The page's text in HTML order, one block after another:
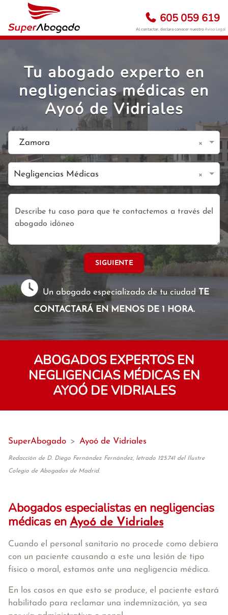
605 059 619
Al contactar, declara conocer nuestroAviso Legal
Tu abogado experto en
negligencias médicas en
Ayoó de Vidriales
Zamora ×
Negligencias Médicas ×
SIGUIENTE
Un abogado especializado de tu ciudadTE
CONTACTARÁ EN MENOS DE 1 HORA.
ABOGADOS EXPERTOS EN
NEGLIGENCIAS MÉDICAS EN
AYOÓ DE VIDRIALES
SuperAbogado > Ayoó de Vidriales
Redacción de D. Diego Fernández Fernández, letrado 125.741 del Ilustre
Colegio de Abogados de Madrid.
Abogados especialistas en negligencias
médicas en Ayoó de Vidriales
Cuando el personal sanitario no procede como debiera
con un paciente causando a este una lesión de tipo
físico o moral, estamos ante una negligencia médica.
En los casos en que esto se produce, el paciente estará
habilitado para reclamar una indemnización, ya sea